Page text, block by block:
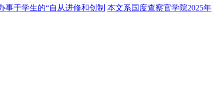
事于学生的“自从进修和创制 本文系国度查察官学院2025年